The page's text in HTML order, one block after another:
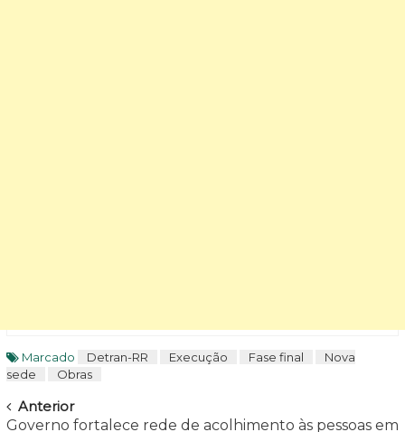
Marcado Detran-RR Execução Fase final
Nova
sede
Obras
Navegar
Anterior
Governo fortalece rede de acolhimento às pessoas em